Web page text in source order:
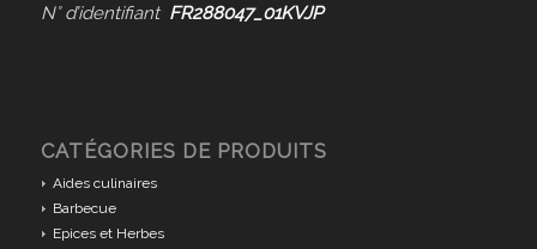
N° d’identifiant FR288047_01KVJP
CATÉGORIES DE PRODUITS
Aides culinaires
Barbecue
Epices et Herbes